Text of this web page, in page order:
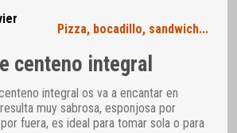
Pizza, bocadillo, sandwich...
centeno integral
integral os va a encantar en
muy sabrosa, esponjosa por
fuera, es ideal para tomar sola o para